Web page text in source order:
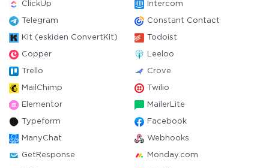
ClickUp Intercom
Telegram Constant Contact
Kit (eskiden ConvertKit) Todoist
Copper Leeloo
Trello Crove
MailChimp Twilio
Elementor MailerLite
Typeform Facebook
ManyChat Webhooks
GetResponse Monday.com